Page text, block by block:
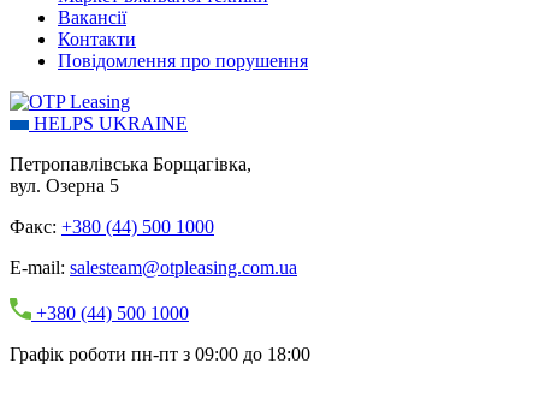
Вакансії
Контакти
Повідомлення про порушення
HELPS UKRAINE
Петропавлівська Борщагівка,
вул. Озерна 5
Факс: +380 (44) 500 1000
E-mail: salesteam@otpleasing.com.ua
+380 (44) 500 1000
Графік роботи пн-пт з 09:00 до 18:00